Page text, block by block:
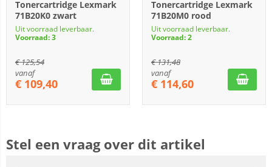
Tonercartridge Lexmark
71B20K0 zwart
Uit voorraad leverbaar.
Voorraad: 3
€125,54
vanaf
€ 109,40
Tonercartridge Lexmark
71B20M0 rood
Uit voorraad leverbaar.
Voorraad: 2
€131,48
vanaf
€ 114,60
Stel een vraag over dit artikel